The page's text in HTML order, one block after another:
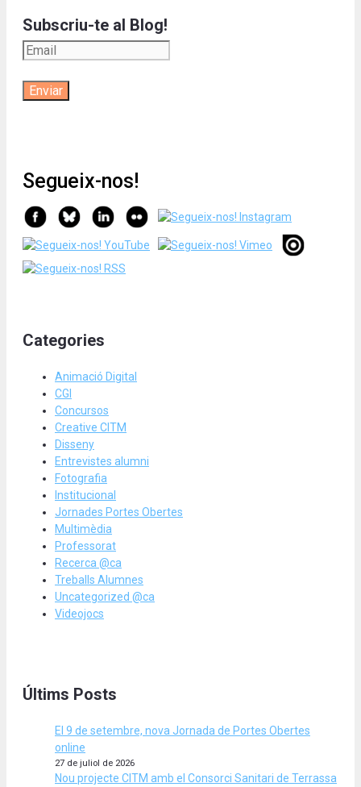
Subscriu-te al Blog!
Segueix-nos!
Categories
Animació Digital
CGI
Concursos
Creative CITM
Disseny
Entrevistes alumni
Fotografia
Institucional
Jornades Portes Obertes
Multimèdia
Professorat
Recerca @ca
Treballs Alumnes
Uncategorized @ca
Videojocs
Últims Posts
El 9 de setembre, nova Jornada de Portes Obertes
online
27 de juliol de 2026
Nou projecte CITM amb el Consorci Sanitari de Terrassa